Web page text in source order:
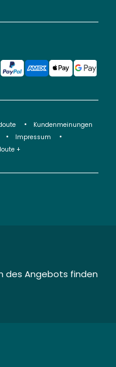
Kundenmeinungen
Impressum
+
des Angebots finden